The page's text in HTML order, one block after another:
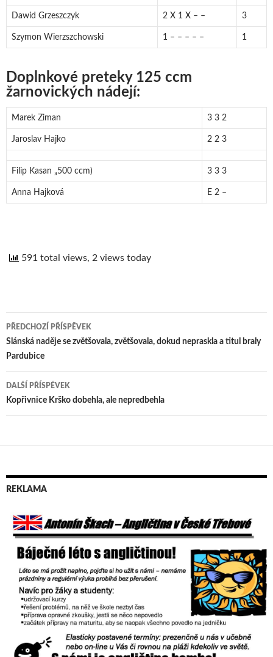
Dawid Grzeszczyk 2 X 1 X – – 3
Szymon Wierzszchowski 1 – – – – – 1
Doplnkové preteky 125 ccm
žarnovických nádejí:
Marek Ziman 3 3 2
Jaroslav Hajko 2 2 3
Filip Kasan „500 ccm) 3 3 3
Anna Hajková E 2 –
591 total views, 2 views today
Navigace
příspěvek
PŘEDCHOZÍ PŘÍSPĚVEK
Slánská naděje se zvětšovala, zvětšovala, dokud nepraskla a titul braly
Pardubice
DALŠÍ PŘÍSPĚVEK
Kopřivnice Krško dobehla, ale nepredbehla
REKLAMA